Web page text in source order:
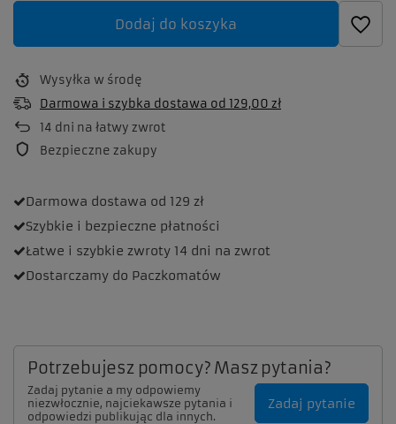
Dodaj do koszyka
Wysyłka w środę
Darmowa i szybka dostawa od 129,00 zł
14 dni na łatwy zwrot
Bezpieczne zakupy
Darmowa dostawa od 129 zł
Szybkie i bezpieczne płatności
Łatwe i szybkie zwroty 14 dni na zwrot
Dostarczamy do Paczkomatów
Potrzebujesz pomocy? Masz pytania?
Zadaj pytanie a my odpowiemy
niezwłocznie, najciekawsze pytania i
odpowiedzi publikując dla innych.
Zadaj pytanie